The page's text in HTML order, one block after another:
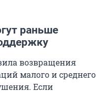
раньше
возвращения
малого и среднего
Если